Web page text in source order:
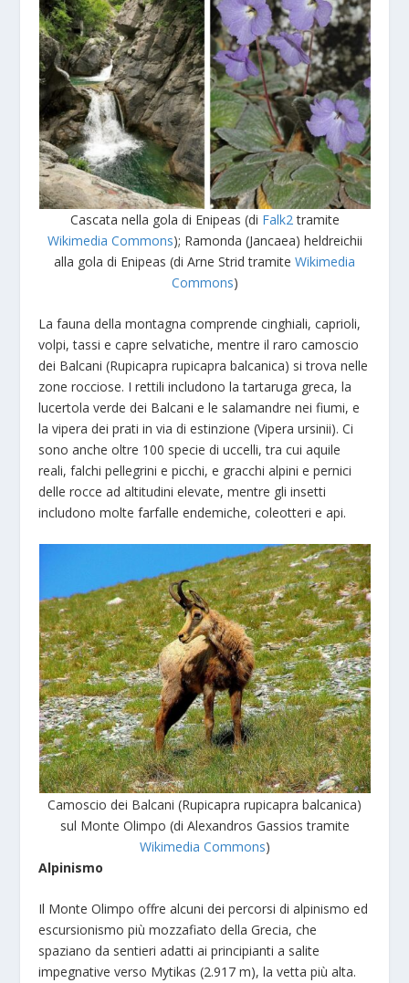
Cascata nella gola di Enipeas (di Falk2tramite
Wikimedia Commons); Ramonda (Jancaea) heldreichii
alla gola di Enipeas (di Arne Strid tramite Wikimedia
Commons)
La fauna della montagna comprende cinghiali, caprioli,
volpi, tassi e capre selvatiche, mentre il raro camoscio
dei Balcani (Rupicapra rupicapra balcanica) si trova nelle
zone rocciose. I rettili includono la tartaruga greca, la
lucertola verde dei Balcani e le salamandre nei fiumi, e
la vipera dei prati in via di estinzione (Vipera ursinii). Ci
sono anche oltre 100 specie di uccelli, tra cui aquile
reali, falchi pellegrini e picchi, e gracchi alpini e pernici
delle rocce ad altitudini elevate, mentre gli insetti
includono molte farfalle endemiche, coleotteri e api.
Camoscio dei Balcani (Rupicapra rupicapra balcanica)
sul Monte Olimpo (di Alexandros Gassios tramite
Wikimedia Commons)
Alpinismo
Il Monte Olimpo offre alcuni dei percorsi di alpinismo ed
escursionismo più mozzafiato della Grecia, che
spaziano da sentieri adatti ai principianti a salite
impegnative verso Mytikas (2.917 m), la vetta più alta.